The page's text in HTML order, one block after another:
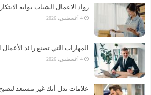
رواد الاعمال الشباب بوابه
4 أغسطس، 2026
المهارات التي تصنع رائد الأعمال
4 أغسطس، 2026
علامات تدل أنك غير مستعد